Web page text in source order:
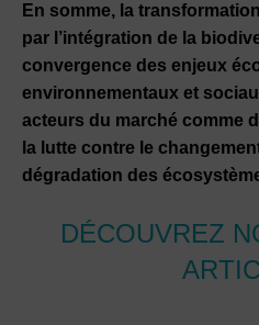
En somme, la
par l’intégration de la
convergence des enjeux
environnementaux et
acteurs du marché comme
la lutte contre le
dégradation des
DÉCOUVREZ